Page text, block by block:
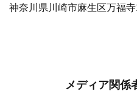
神奈川県川崎市麻生区万福
メディア関係